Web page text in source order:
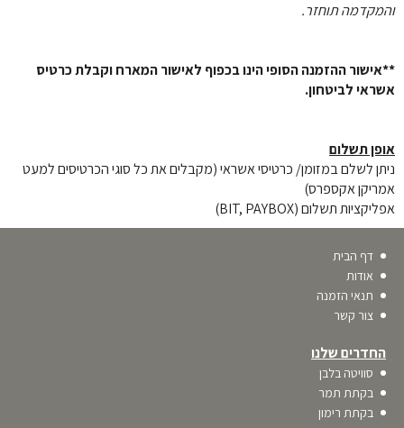
והמקדמה תוחזר.
אשראי לביטחון.
אופן תשלום
אמריקן אקספרס)
אפליקציות תשלום (BIT, PAYBOX)
דף הבית
אודות
תנאי הזמנה
צור קשר
החדרים שלנו
סוויטה בלבן
בקתת תמר
בקתת רימון